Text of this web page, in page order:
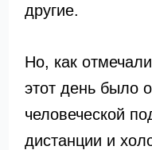
другие.
Но, как
этот день было
человеческой
дистанции и